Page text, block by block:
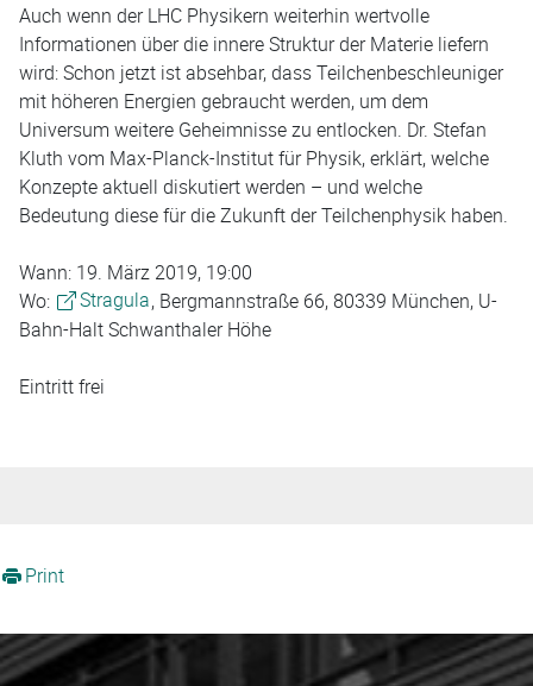
Auch wenn der LHC Physikern weiterhin wertvolle
Informationen über die innere Struktur der Materie liefern
wird: Schon jetzt ist absehbar, dass Teilchenbeschleuniger
mit höheren Energien gebraucht werden, um dem
Universum weitere Geheimnisse zu entlocken. Dr. Stefan
Kluth vom Max-Planck-Institut für Physik, erklärt, welche
Konzepte aktuell diskutiert werden – und welche
Bedeutung diese für die Zukunft der Teilchenphysik haben.
Wann: 19. März 2019, 19:00
Wo:
Stragula, Bergmannstraße 66, 80339 München, U-
Bahn-Halt Schwanthaler Höhe
Eintritt frei
Print